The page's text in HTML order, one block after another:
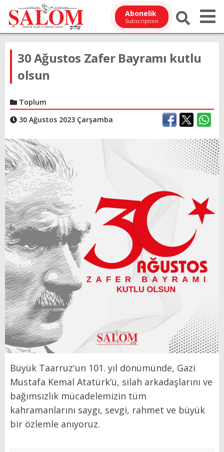
Abonelik
Subscription
30 Ağustos Zafer Bayramı kutlu
olsun
Toplum
30 Ağustos 2023 Çarşamba
Büyük Taarruz'un 101. yıl dönümünde, Gazi
Mustafa Kemal Atatürk’ü, silah arkadaşlarını ve
bağımsızlık mücadelemizin tüm
kahramanlarını saygı, sevgi, rahmet ve büyük
bir özlemle anıyoruz.